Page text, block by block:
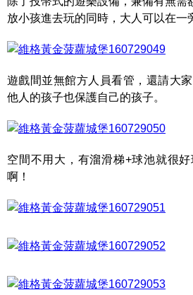
放小孩進去玩的同時，大人可以在一
遊戲間並無館方人員看管，還請大
他人的孩子也保護自己的孩子。
空間不用大，有溜滑梯+球池就很
啊！